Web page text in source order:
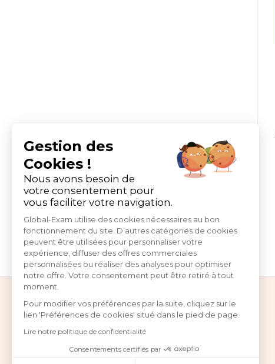
Gestion des
Cookies !
Nous avons besoin de
votre consentement pour
vous faciliter votre navigation.
Global-Exam utilise des cookies nécessaires au bon
fonctionnement du site. D’autres catégories de cookies
peuvent être utilisées pour personnaliser votre
expérience, diffuser des offres commerciales
personnalisées ou réaliser des analyses pour optimiser
notre offre. Votre consentement peut être retiré à tout
moment.
Pour modifier vos préférences par la suite, cliquez sur le
lien 'Préférences de cookies' situé dans le pied de page.
Lire notre politique de confidentialité
Consentements certifiés par